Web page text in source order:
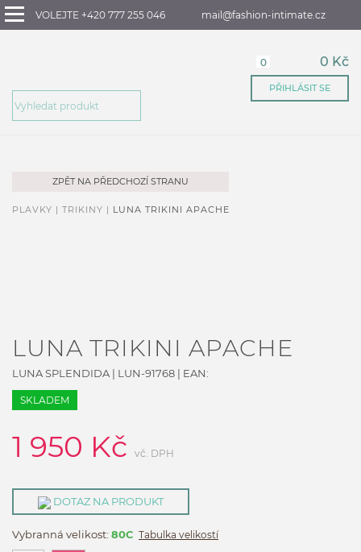
VOLEJTE +420 777 255 046 mail@fashion-intimate.cz
0 0 Kč
PŘIHLÁSIT SE
ZPĚT NA PŘEDCHOZÍ STRANU
PLAVKY | TRIKINY | LUNA TRIKINI APACHE
LUNA TRIKINI APACHE
LUNA SPLENDIDA | LUN-91768 | EAN:
SKLADEM
1 950 Kč vč. DPH
DOTAZ NA PRODUKT
Vybranná velikost: 80C Tabulka velikostí